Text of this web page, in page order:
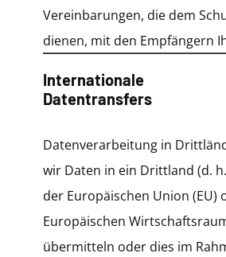
Vereinbarungen, die dem
dienen, mit den Empfängern
Internationale
Datentransfers
Datenverarbeitung in
wir Daten in ein Drittland (d.
der Europäischen Union (EU)
Europäischen
übermitteln oder dies im